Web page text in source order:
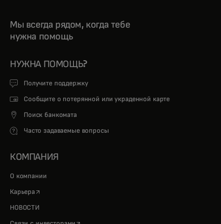
Мы всегда рядом, когда тебе
нужна помощь
НУЖНА ПОМОЩЬ?
Получите поддержку
Сообщите о потерянной или украденной карте
Поиск банкомата
Часто задаваемые вопросы
КОМПАНИЯ
О компании
Карьера opens in a new tab
НОВОСТИ
opens in a new tab